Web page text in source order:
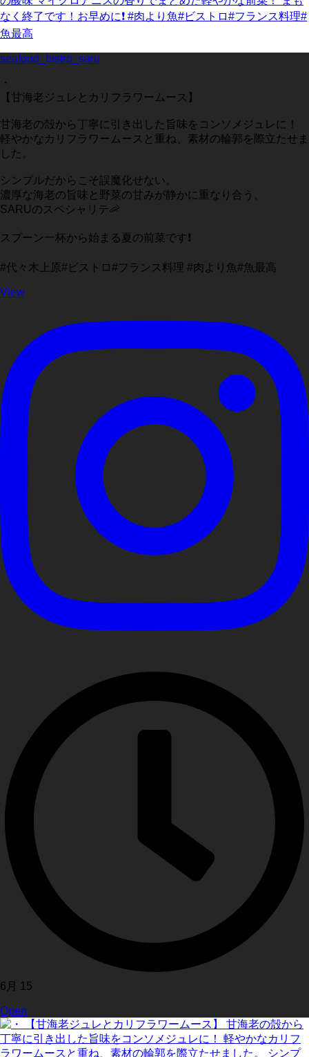
seafood_bistro_saru
・
【甘海老ジュレとカリフラワームース】
甘海老の殻から丁寧に引き出した旨味をコンソメジュレに！
軽やかなカリフラワームースと重ね、素材の輪郭を際立たせま
した。
シンプルだからこそ誤魔化せない。
濃厚な海老の旨味と野菜の甘みが静かに重なり合う、
SARUのスペシャリテ🦐
スプーン一杯から始まる夏の前菜です❗️
#代々木上原#ビストロ#フランス料理 #肉より魚#魚最高
View
6月 15
Open